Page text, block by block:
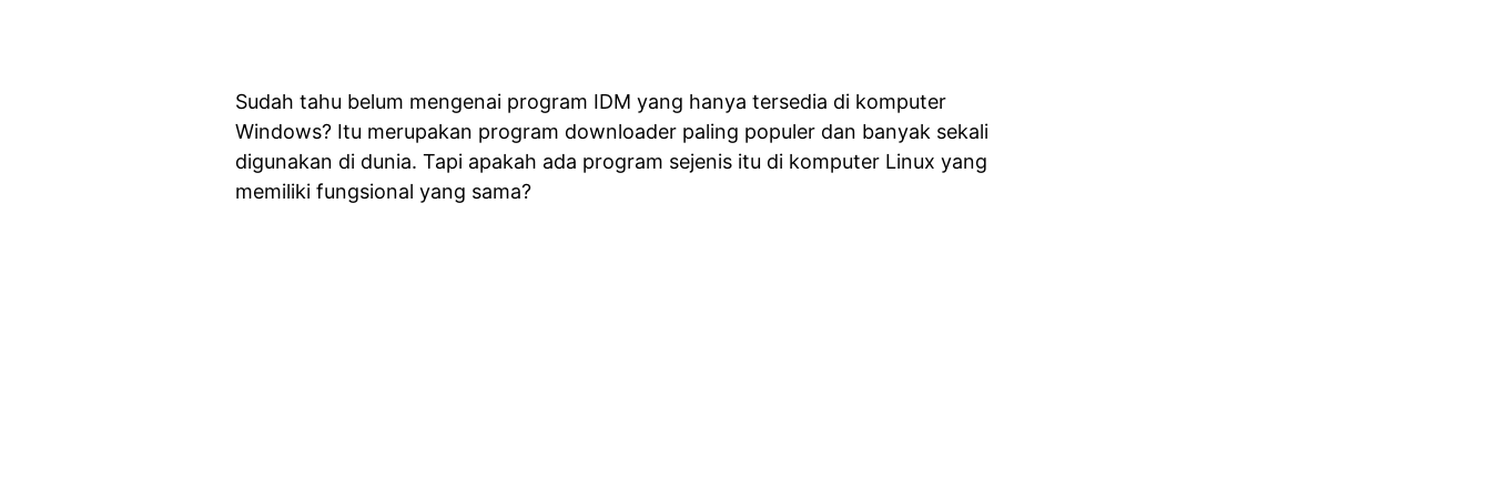
Sudah tahu belum mengenai program IDM yang hanya tersedia di komputer
Windows? Itu merupakan program downloader paling populer dan banyak sekali
digunakan di dunia. Tapi apakah ada program sejenis itu di komputer Linux yang
memiliki fungsional yang sama?